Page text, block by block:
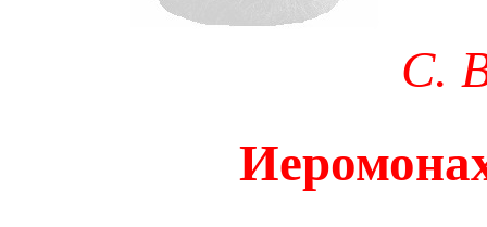
трудным чтением. И ещё:
достаточно, чтоб
что не понятно.Прошу
С.